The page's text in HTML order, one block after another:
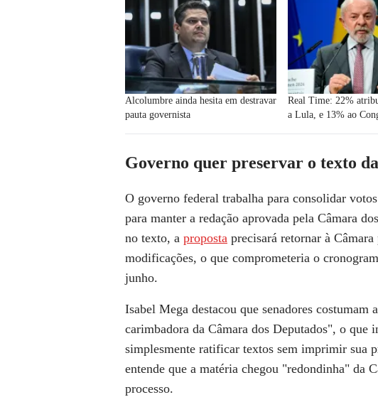
Alcolumbre ainda hesita em destravar
pauta governista
Real Time: 22%
a Lula, e 13% ao
Governo quer preservar o texto
O governo federal trabalha para consolidar
para manter a redação aprovada pela Câmara
no texto, a proposta precisará retornar à
modificações, o que comprometeria o
junho.
Isabel Mega destacou que senadores costumam
carimbadora da Câmara dos Deputados", o que
simplesmente ratificar textos sem imprimir sua
entende que a matéria chegou "redondinha" da
processo.